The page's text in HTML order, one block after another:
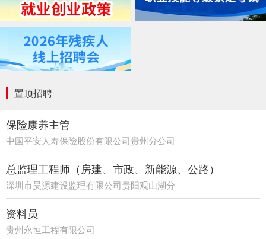
置顶招聘
保险康养主管
中国平安人寿保险股份有限公司贵州分公司
21部
总监理工程师（房建、市政、新能源、公路）
深圳市昊源建设监理有限公司贵阳观山湖分
公司
资料员
贵州永恒工程有限公司